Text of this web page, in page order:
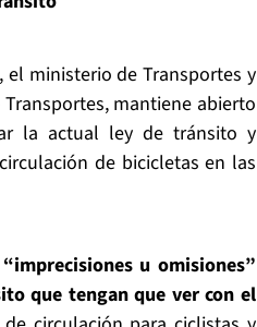
ministerio de Transportes y
mantiene abierto
la actual ley de tránsito y
de bicicletas en las
u omisiones”
que tengan que ver con el